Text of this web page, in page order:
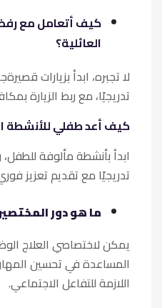
كيف أتعامل مع
العائلية؟
تدريجيًا، مع ربط الزيارة
كيف أعد طفلي للأنشطة
ابدأ بأنشطة مألوفة
تدريجيًا مع تقديم تعزيز
ما هو دور
يمكن لاختصاصي العلاج
المساعدة في تحسين
اللازمة للتفاعل الاجتماعي.